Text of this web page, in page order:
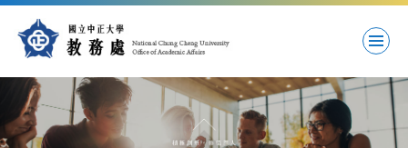
到
區